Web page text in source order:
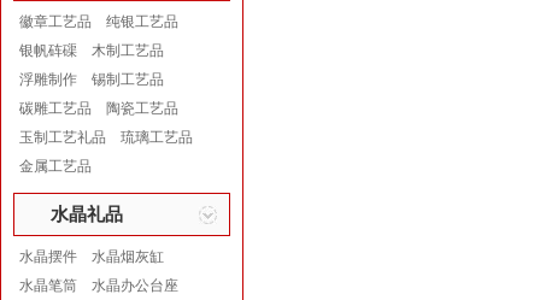
徽章工艺品
纯银工艺品
银帆砗磲
木制工艺品
浮雕制作
锡制工艺品
碳雕工艺品
陶瓷工艺品
玉制工艺礼品
琉璃工艺品
金属工艺品
水晶礼品
水晶摆件
水晶烟灰缸
水晶笔筒
水晶办公台座